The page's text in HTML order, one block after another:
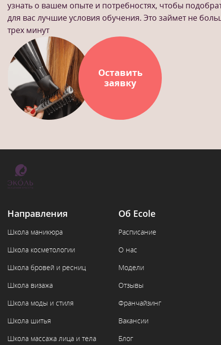
узнать о вашем опыте и потребностях, чтобы
для вас лучшие условия обучения. Это займет не
трех минут
Оставить
заявку
Направления
Школа маникюра
Школа косметологии
Школа бровей и ресниц
Школа визажа
Школа моды и стиля
Школа шитья
Школа массажа лица и тела
Об Ecole
Расписание
О нас
Модели
Отзывы
Франчайзинг
Вакансии
Блог